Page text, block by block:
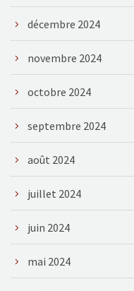
décembre 2024
novembre 2024
octobre 2024
septembre 2024
août 2024
juillet 2024
juin 2024
mai 2024